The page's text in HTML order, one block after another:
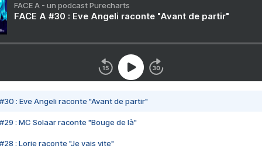
FACE A - un podcast Purecharts
FACE A #30 : Eve Angeli raconte "Avant de partir"
#30 : Eve Angeli raconte "Avant de partir"
#29 : MC Solaar raconte "Bouge de là"
#28 : Lorie raconte "Je vais vite"